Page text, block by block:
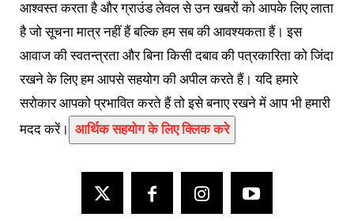
आश्वस्त करता है और ग्राउंड लेवल से उन खबरों को आपके लिए लाता
है जो सूचना मात्र नहीं हैं बल्कि हम सब की आवश्यकता हैं। इस
आवाज की स्वतन्त्रता और बिना किसी दबाव की पत्रकारिता को जिंदा
रखने के लिए हम आपसे सहयोग की अपील करते हैं। यदि हमारे
सरोकार आपको प्रभावित करते हैं तो इसे बनाए रखने में आप भी हमारी
मदद करें। आर्थिक सहयोग के लिए क्लिक करे